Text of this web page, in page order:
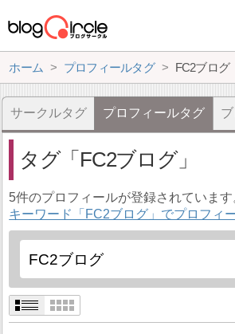
ホーム プロフィールタグ FC2ブログ
サークルタグ プロフィールタグ
タグ FC2ブログ
5件のプロフィールが登録されています
キーワード「FC2ブログ」でプロフィ